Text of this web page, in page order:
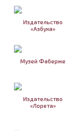
Издательство
«Азбука»
Музей Фаберже
Издательство
«Лорета»